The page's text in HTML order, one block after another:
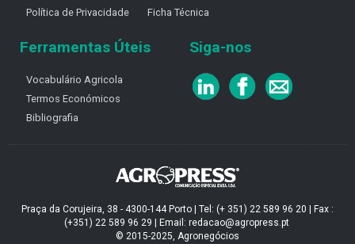
Política de Privacidade
Ficha Técnica
Ferramentas Úteis
Vocabulário Agricola
Termos Económicos
Bibliografia
Siga-nos
Praça da Corujeira, 38 - 4300-144 Porto | Tel: (+ 351) 22 589 96 20 | Fax :
(+351) 22 589 96 29 | Email: redacao@agropress.pt
© 2015-2025, Agronegócios